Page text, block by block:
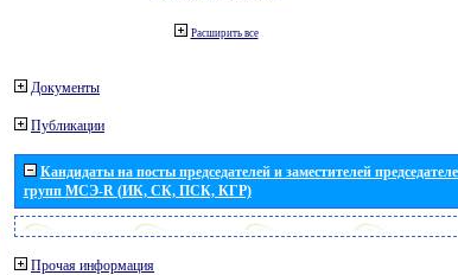
Расширить все
Документы
Публикации
Кандидаты на посты председателей и заместителей
групп МСЭ-R (ИК, СК, ПСК, КГР)
Прочая информация